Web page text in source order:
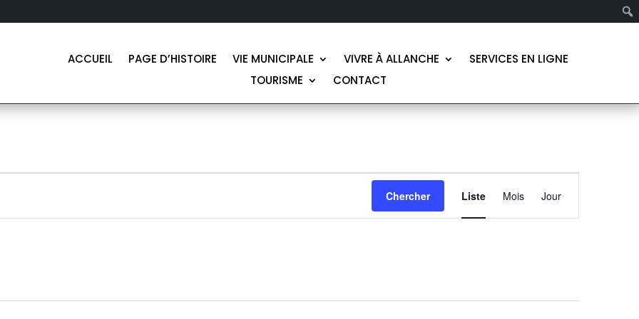
ACCUEIL PAGE D’HISTOIRE VIE MUNICIPALE VIVRE À ALLANCHE
SERVICES EN LIGNE
TOURISME
CONTACT
Chercher
NAVIGATION
DE
Liste Mois Jour